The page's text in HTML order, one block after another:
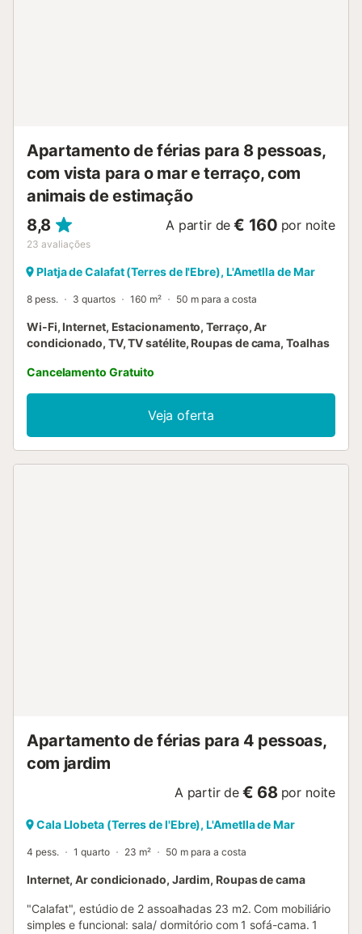
Apartamento de férias para 8 pessoas,
com vista para o mar e terraço, com
animais de estimação
8,8
23 avaliações
A partir de € 160 por noite
Platja de Calafat (Terres de l'Ebre), L'Ametlla de Mar
8 pess. 3 quartos 160 m² 50 m para a costa
Wi-Fi, Internet, Estacionamento, Terraço, Ar
condicionado, TV, TV satélite, Roupas de cama, Toalhas
Cancelamento Gratuito
Veja oferta
Apartamento de férias para 4 pessoas,
com jardim
A partir de € 68 por noite
Cala Llobeta (Terres de l'Ebre), L'Ametlla de Mar
4 pess. 1 quarto 23 m² 50 m para a costa
Internet, Ar condicionado, Jardim, Roupas de cama
"Calafat", estúdio de 2 assoalhadas 23 m2. Com mobiliário
simples e funcional: sala/ dormitório com 1 sofá-cama. 1